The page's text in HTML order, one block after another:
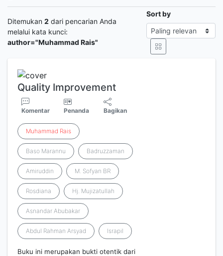
Ditemukan 2 dari pencarian Anda
melalui kata kunci:
author="Muhammad Rais"
Sort by
Quality Improvement
Komentar Penanda Bagikan
Muhammad Rais
Baso Marannu Badruzzaman
Amiruddin M. Sofyan BR
Rosdiana Hj. Mujizatullah
Asnandar Abubakar
Abdul Rahman Arsyad Israpil
Buku ini merupakan bukti otentik dari